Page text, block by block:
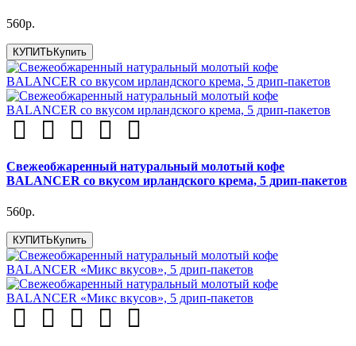
560р.
КУПИТЬКупить
Свежеобжаренный натуральный молотый кофе
BALANCER со вкусом ирландского крема, 5 дрип-пакетов
560р.
КУПИТЬ Купить